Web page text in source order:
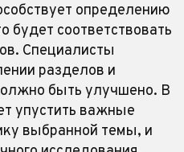
определению
будет соответствовать
Специалисты
разделов и
быть улучшено. В
упустить важные
выбранной темы, и